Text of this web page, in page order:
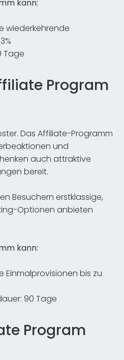
kann:
wiederkehrende
Tage
Program
Das Affiliate-Programm
und
auch attraktive
bereit.
Besuchern erstklassige,
Optionen anbieten
kann:
Einmalprovisionen bis zu
90 Tage
Program